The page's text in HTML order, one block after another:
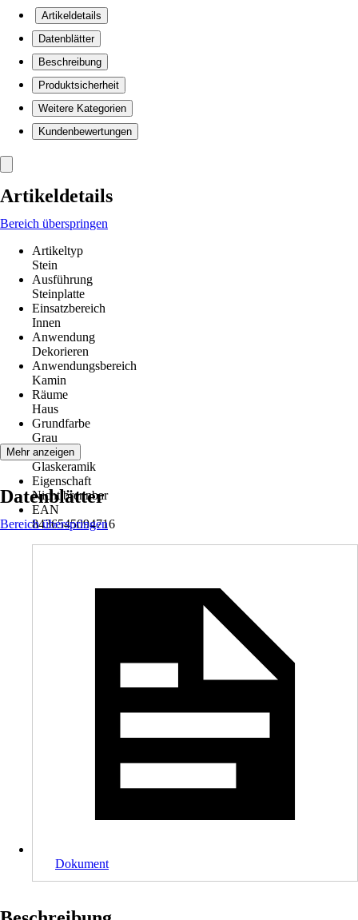
Artikeldetails
Datenblätter
Beschreibung
Produktsicherheit
Weitere Kategorien
Kundenbewertungen
Artikeldetails
Bereich überspringen
Artikeltyp
Stein
Ausführung
Steinplatte
Einsatzbereich
Innen
Anwendung
Dekorieren
Anwendungsbereich
Kamin
Räume
Haus
Grundfarbe
Grau
Material
Glaskeramik
Eigenschaft
Nicht brennbar
EAN
8436545094716
Mehr anzeigen
Datenblätter
Bereich überspringen
Dokument